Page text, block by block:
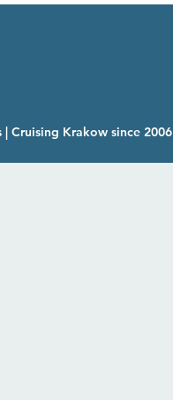
Cruising Krakow since 2006